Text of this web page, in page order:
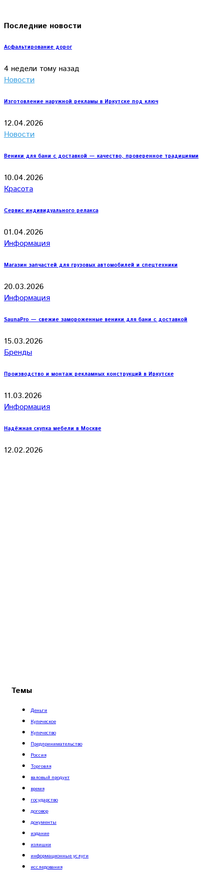
Последние новости
Асфальтирование дорог
4 недели тому назад
Новости
Изготовление наружной рекламы в Иркутске под ключ
12.04.2026
Новости
Веники для бани с доставкой — качество, проверенное традициями
10.04.2026
Красота
Сервис индивидуального релакса
01.04.2026
Информация
Магазин запчастей для грузовых автомобилей и спецтехники
20.03.2026
Информация
SaunaPro — свежие замороженные веники для бани с доставкой
15.03.2026
Бренды
Производство и монтаж рекламных конструкций в Иркутске
11.03.2026
Информация
Надёжная скупка мебели в Москве
12.02.2026
Темы
Деньги
Купеческое
Купечество
Предпринимательство
Россия
Торговля
валовый продукт
время
государство
договор
документы
издание
излишки
информационные услуги
исследования